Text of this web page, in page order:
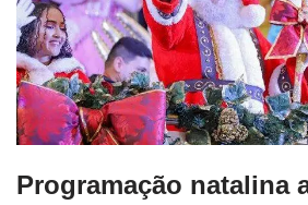
Programação natalina